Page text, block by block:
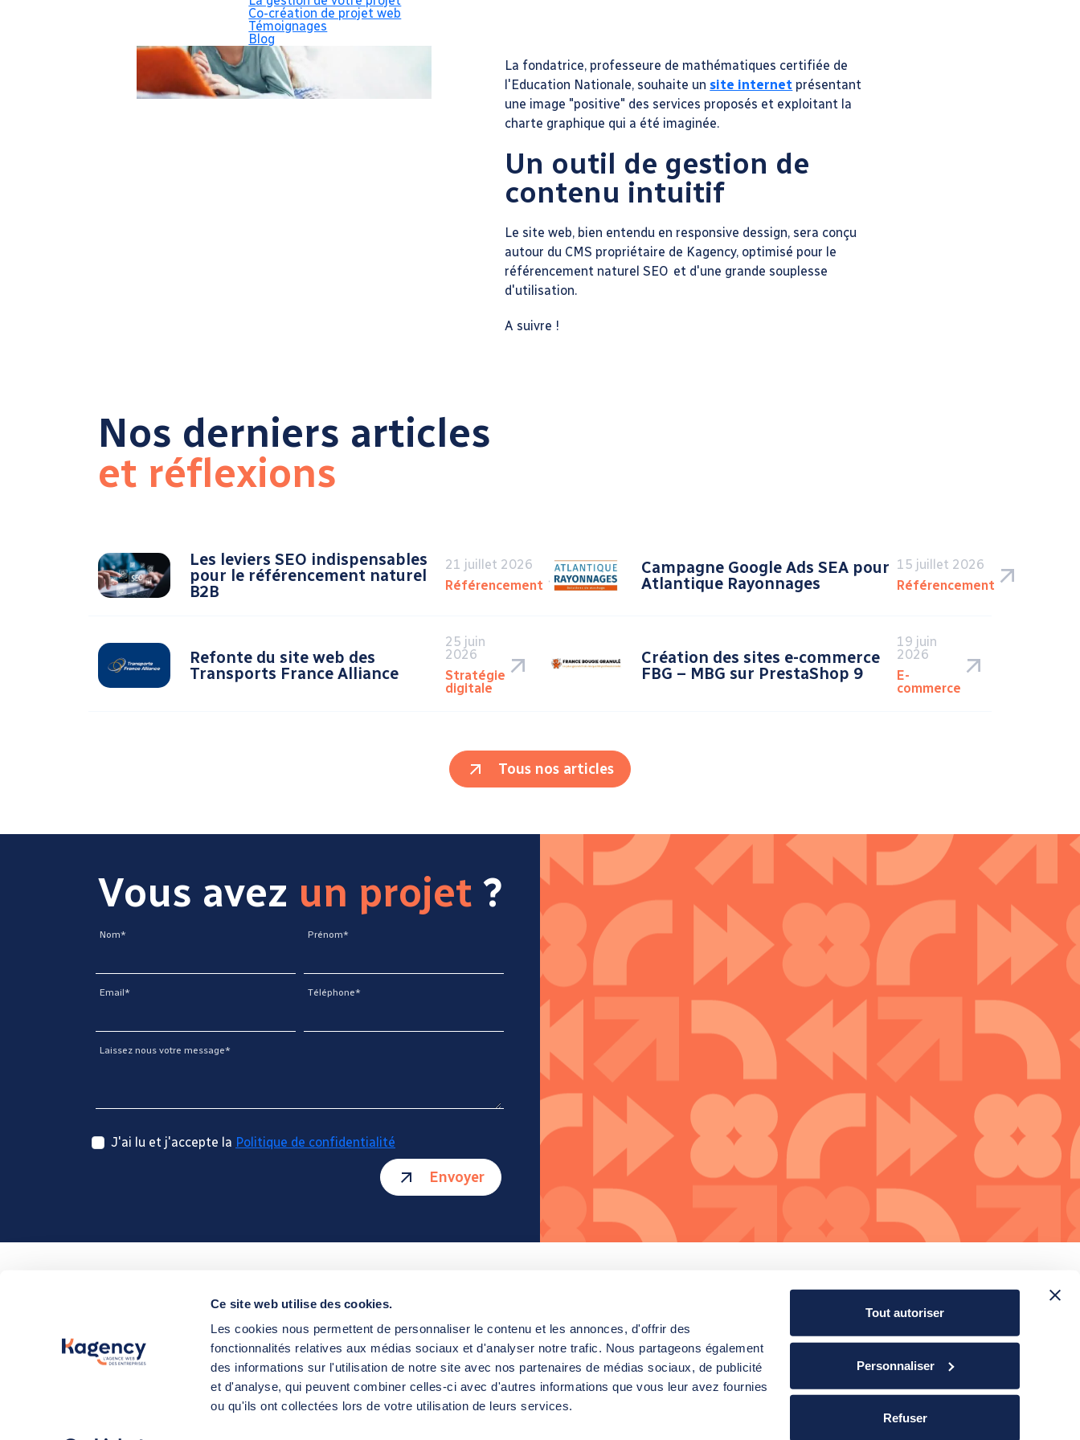
Ce site web utilise des cookies.
Les cookies nous permettent de personnaliser le contenu et les annonces, d'offrir des
fonctionnalités relatives aux médias sociaux et d'analyser notre trafic. Nous partageons également
des informations sur l'utilisation de notre site avec nos partenaires de médias sociaux, de publicité
et d'analyse, qui peuvent combiner celles-ci avec d'autres informations que vous leur avez fournies
ou qu'ils ont collectées lors de votre utilisation de leurs services.
Tout autoriser
Personnaliser
Refuser
Co-création de projet web
Témoignages
Blog
La fondatrice, professeure de mathématiques certifiée de
l'Education Nationale, souhaite un site internet présentant
une image "positive" des services proposés et exploitant la
charte graphique qui a été imaginée.
Un outil de gestion de
contenu intuitif
Le site web, bien entendu en responsive dessign, sera conçu
autour du CMS propriétaire de Kagency, optimisé pour le
référencement naturel SEO et d'une grande souplesse
d'utilisation.
A suivre !
Nos derniers articles
et réflexions
Les leviers SEO indispensables
pour le référencement naturel
B2B
21 juillet 2026
Référencement
Campagne Google Ads SEA pour
Atlantique Rayonnages
15 juillet 2026
Référencement
Refonte du site web des
Transports France Alliance
25 juin
2026
Stratégie
digitale
Création des sites e-commerce
FBG – MBG sur PrestaShop 9
19 juin
2026
E-
commerce
Tous nos articles
Vous avez un projet ?
Nom* Prénom*
Email* Téléphone*
Laissez nous votre message*
J'ai lu et j'accepte la Politique de confidentialité
Envoyer
11 boulevard Ampère / ZAC de la Fleuriaye / Bât. B / 1er étage / 44470 Carquefou
02 51 13 56 56
info@kagency.com
Mentions légales
Politique de confidentialité